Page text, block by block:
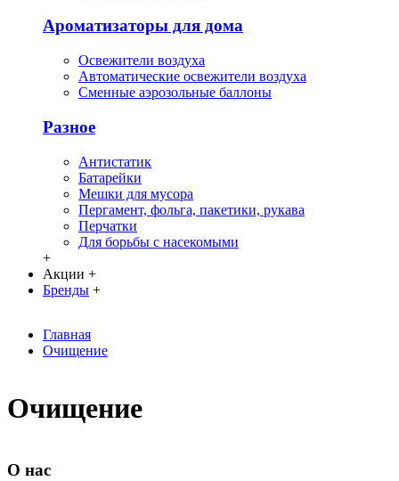
Ароматизаторы для дома
Освежители воздуха
Автоматические освежители воздуха
Сменные аэрозольные баллоны
Разное
Антистатик
Батарейки
Мешки для мусора
Пергамент, фольга, пакетики, рукава
Перчатки
Для борьбы с насекомыми
+
Акции +
Бренды +
Главная
Очищение
Очищение
О нас